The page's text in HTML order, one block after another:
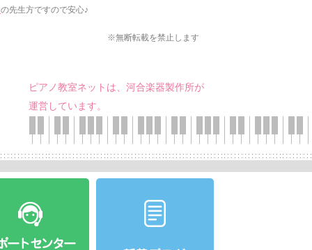
の先生方ですので安心♪
※無断転載を禁止します
ピアノ教室ネットは、河合楽器製作所が
運営しています。